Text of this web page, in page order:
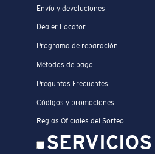
Envío y devoluciones
Dealer Locator
Programa de reparación
Métodos de pago
Preguntas Frecuentes
Códigos y promociones
Reglas Oficiales del Sorteo
SERVICIOS